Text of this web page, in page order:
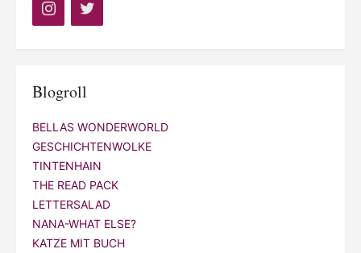
Blogroll
BELLAS WONDERWORLD
GESCHICHTENWOLKE
TINTENHAIN
THE READ PACK
LETTERSALAD
NANA-WHAT ELSE?
KATZE MIT BUCH